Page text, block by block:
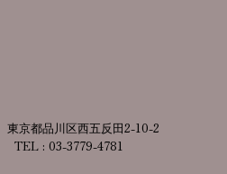
東京都品川区西五反田2-10-2
TEL : 03-3779-4781